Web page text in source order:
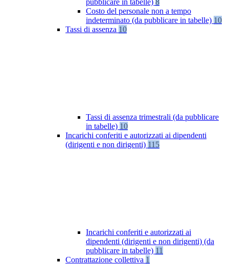
pubblicare in tabelle) 8
Costo del personale non a tempo
indeterminato (da pubblicare in tabelle) 10
Tassi di assenza 10
Tassi di assenza trimestrali (da pubblicare
in tabelle) 10
Incarichi conferiti e autorizzati ai dipendenti
(dirigenti e non dirigenti) 115
Incarichi conferiti e autorizzati ai
dipendenti (dirigenti e non dirigenti) (da
pubblicare in tabelle) 11
Contrattazione collettiva 1